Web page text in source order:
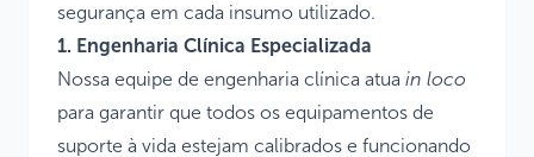
segurança em cada insumo utilizado.
1. Engenharia Clínica Especializada
Nossa equipe de engenharia clínica atua in loco
para garantir que todos os equipamentos de
suporte à vida estejam calibrados e funcionando